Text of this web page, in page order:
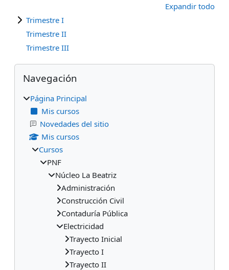
Expandir todo
Trimestre I
Trimestre II
Trimestre III
Bloques
Salta Navegación
Navegación
Página Principal
Mis cursos
Novedades del sitio
Mis cursos
Cursos
PNF
Núcleo La Beatriz
Administración
Construcción Civil
Contaduría Pública
Electricidad
Trayecto Inicial
Trayecto I
Trayecto II